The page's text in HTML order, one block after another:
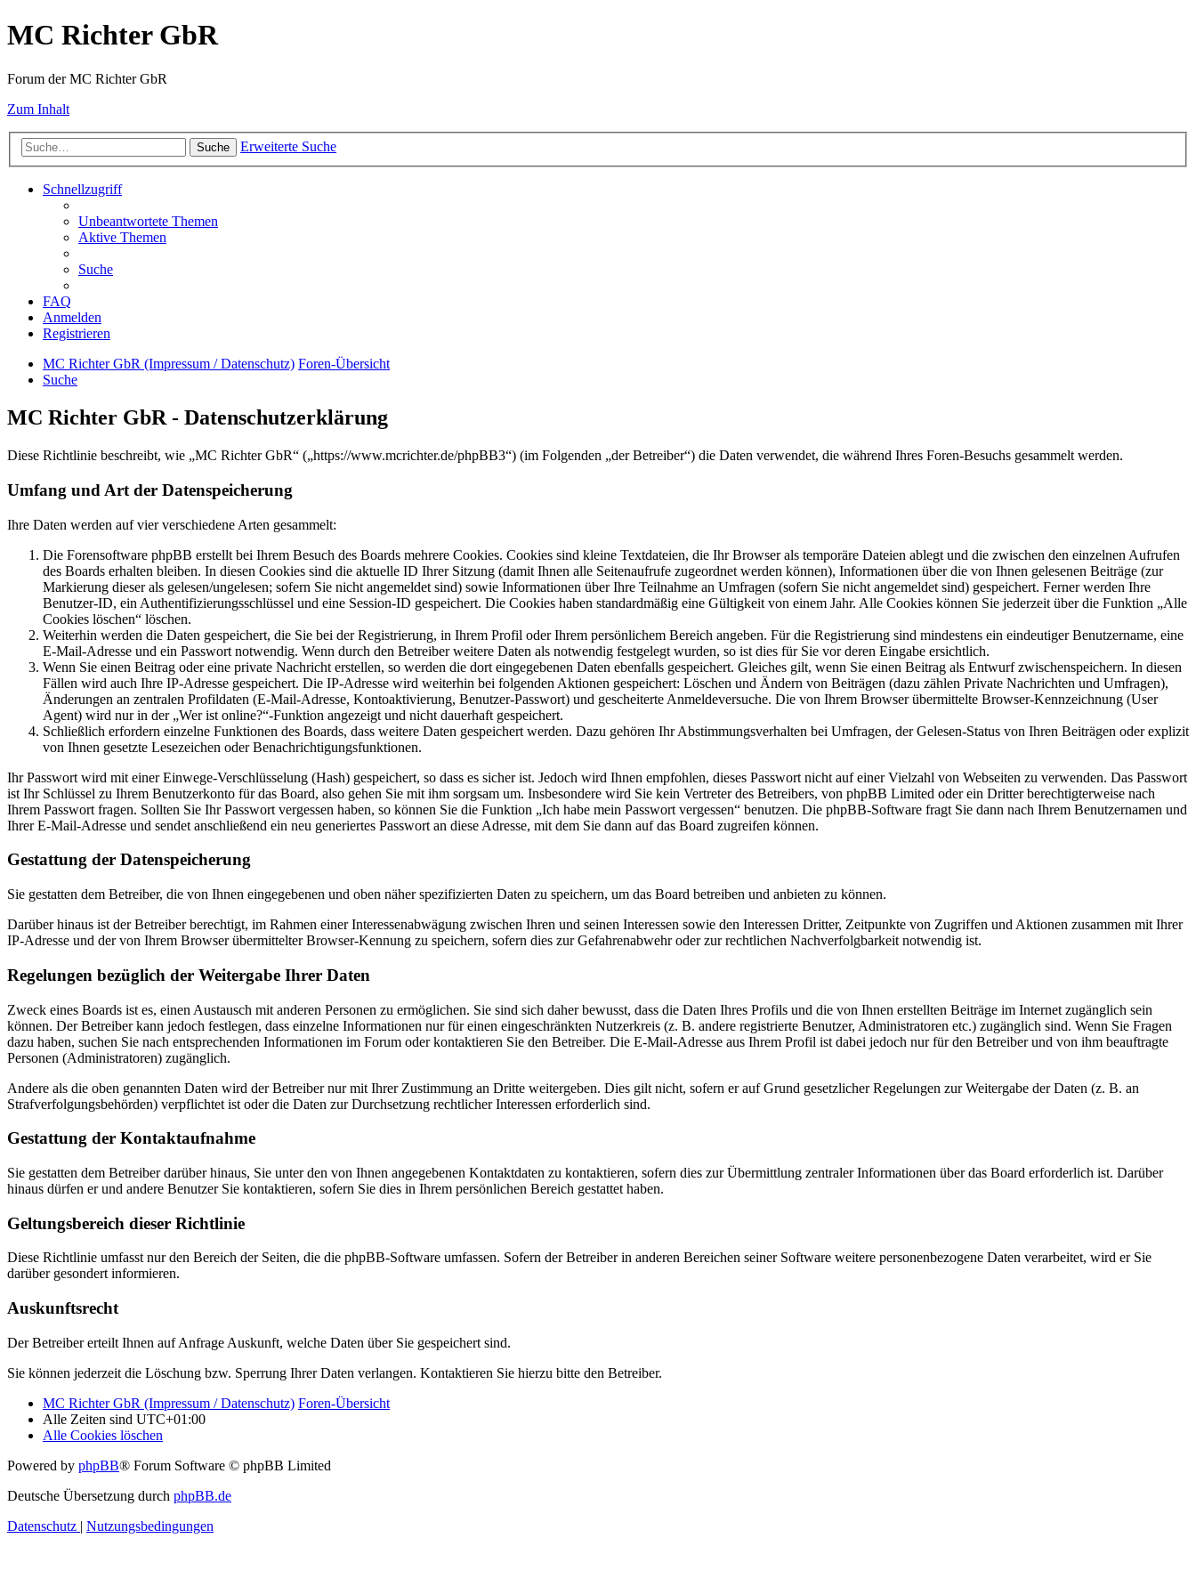
MC Richter GbR
Forum der MC Richter GbR
Zum Inhalt
Suche Erweiterte Suche
Schnellzugriff
Unbeantwortete Themen
Aktive Themen
Suche
FAQ
Anmelden
Registrieren
MC Richter GbR (Impressum / Datenschutz) Foren-Übersicht
Suche
MC Richter GbR - Datenschutzerklärung
Diese Richtlinie beschreibt, wie „MC Richter GbR“ („https://www.mcrichter.de/phpBB3“) (im Folgenden „der Betreiber“) die Daten verwendet, die während Ihres Foren-Besuchs gesammelt werden.
Umfang und Art der Datenspeicherung
Ihre Daten werden auf vier verschiedene Arten gesammelt:
Die Forensoftware phpBB erstellt bei Ihrem Besuch des Boards mehrere Cookies. Cookies sind kleine Textdateien, die Ihr Browser als temporäre Dateien ablegt und die zwischen den einzelnen Aufrufen
des Boards erhalten bleiben. In diesen Cookies sind die aktuelle ID Ihrer Sitzung (damit Ihnen alle Seitenaufrufe zugeordnet werden können), Informationen über die von Ihnen gelesenen Beiträge (zur
Markierung dieser als gelesen/ungelesen; sofern Sie nicht angemeldet sind) sowie Informationen über Ihre Teilnahme an Umfragen (sofern Sie nicht angemeldet sind) gespeichert. Ferner werden Ihre
Benutzer-ID, ein Authentifizierungsschlüssel und eine Session-ID gespeichert. Die Cookies haben standardmäßig eine Gültigkeit von einem Jahr. Alle Cookies können Sie jederzeit über die Funktion „Alle
Cookies löschen“ löschen.
Weiterhin werden die Daten gespeichert, die Sie bei der Registrierung, in Ihrem Profil oder Ihrem persönlichem Bereich angeben. Für die Registrierung sind mindestens ein eindeutiger Benutzername, eine
E-Mail-Adresse und ein Passwort notwendig. Wenn durch den Betreiber weitere Daten als notwendig festgelegt wurden, so ist dies für Sie vor deren Eingabe ersichtlich.
Wenn Sie einen Beitrag oder eine private Nachricht erstellen, so werden die dort eingegebenen Daten ebenfalls gespeichert. Gleiches gilt, wenn Sie einen Beitrag als Entwurf zwischenspeichern. In diesen
Fällen wird auch Ihre IP-Adresse gespeichert. Die IP-Adresse wird weiterhin bei folgenden Aktionen gespeichert: Löschen und Ändern von Beiträgen (dazu zählen Private Nachrichten und Umfragen),
Änderungen an zentralen Profildaten (E-Mail-Adresse, Kontoaktivierung, Benutzer-Passwort) und gescheiterte Anmeldeversuche. Die von Ihrem Browser übermittelte Browser-Kennzeichnung (User
Agent) wird nur in der „Wer ist online?“-Funktion angezeigt und nicht dauerhaft gespeichert.
Schließlich erfordern einzelne Funktionen des Boards, dass weitere Daten gespeichert werden. Dazu gehören Ihr Abstimmungsverhalten bei Umfragen, der Gelesen-Status von Ihren Beiträgen oder explizit
von Ihnen gesetzte Lesezeichen oder Benachrichtigungsfunktionen.
Ihr Passwort wird mit einer Einwege-Verschlüsselung (Hash) gespeichert, so dass es sicher ist. Jedoch wird Ihnen empfohlen, dieses Passwort nicht auf einer Vielzahl von Webseiten zu verwenden. Das Passwort
ist Ihr Schlüssel zu Ihrem Benutzerkonto für das Board, also gehen Sie mit ihm sorgsam um. Insbesondere wird Sie kein Vertreter des Betreibers, von phpBB Limited oder ein Dritter berechtigterweise nach
Ihrem Passwort fragen. Sollten Sie Ihr Passwort vergessen haben, so können Sie die Funktion „Ich habe mein Passwort vergessen“ benutzen. Die phpBB-Software fragt Sie dann nach Ihrem Benutzernamen und
Ihrer E-Mail-Adresse und sendet anschließend ein neu generiertes Passwort an diese Adresse, mit dem Sie dann auf das Board zugreifen können.
Gestattung der Datenspeicherung
Sie gestatten dem Betreiber, die von Ihnen eingegebenen und oben näher spezifizierten Daten zu speichern, um das Board betreiben und anbieten zu können.
Darüber hinaus ist der Betreiber berechtigt, im Rahmen einer Interessenabwägung zwischen Ihren und seinen Interessen sowie den Interessen Dritter, Zeitpunkte von Zugriffen und Aktionen zusammen mit Ihrer
IP-Adresse und der von Ihrem Browser übermittelter Browser-Kennung zu speichern, sofern dies zur Gefahrenabwehr oder zur rechtlichen Nachverfolgbarkeit notwendig ist.
Regelungen bezüglich der Weitergabe Ihrer Daten
Zweck eines Boards ist es, einen Austausch mit anderen Personen zu ermöglichen. Sie sind sich daher bewusst, dass die Daten Ihres Profils und die von Ihnen erstellten Beiträge im Internet zugänglich sein
können. Der Betreiber kann jedoch festlegen, dass einzelne Informationen nur für einen eingeschränkten Nutzerkreis (z. B. andere registrierte Benutzer, Administratoren etc.) zugänglich sind. Wenn Sie Fragen
dazu haben, suchen Sie nach entsprechenden Informationen im Forum oder kontaktieren Sie den Betreiber. Die E-Mail-Adresse aus Ihrem Profil ist dabei jedoch nur für den Betreiber und von ihm beauftragte
Personen (Administratoren) zugänglich.
Andere als die oben genannten Daten wird der Betreiber nur mit Ihrer Zustimmung an Dritte weitergeben. Dies gilt nicht, sofern er auf Grund gesetzlicher Regelungen zur Weitergabe der Daten (z. B. an
Strafverfolgungsbehörden) verpflichtet ist oder die Daten zur Durchsetzung rechtlicher Interessen erforderlich sind.
Gestattung der Kontaktaufnahme
Sie gestatten dem Betreiber darüber hinaus, Sie unter den von Ihnen angegebenen Kontaktdaten zu kontaktieren, sofern dies zur Übermittlung zentraler Informationen über das Board erforderlich ist. Darüber
hinaus dürfen er und andere Benutzer Sie kontaktieren, sofern Sie dies in Ihrem persönlichen Bereich gestattet haben.
Geltungsbereich dieser Richtlinie
Diese Richtlinie umfasst nur den Bereich der Seiten, die die phpBB-Software umfassen. Sofern der Betreiber in anderen Bereichen seiner Software weitere personenbezogene Daten verarbeitet, wird er Sie
darüber gesondert informieren.
Auskunftsrecht
Der Betreiber erteilt Ihnen auf Anfrage Auskunft, welche Daten über Sie gespeichert sind.
Sie können jederzeit die Löschung bzw. Sperrung Ihrer Daten verlangen. Kontaktieren Sie hierzu bitte den Betreiber.
MC Richter GbR (Impressum / Datenschutz) Foren-Übersicht
Alle Zeiten sind UTC+01:00
Alle Cookies löschen
Powered by phpBB® Forum Software © phpBB Limited
Deutsche Übersetzung durch phpBB.de
Datenschutz | Nutzungsbedingungen